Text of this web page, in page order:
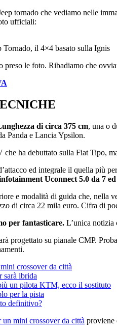
tornado che vediamo nelle
ufficiali:
Tornado, il 4×4 basato sulla Ignis
le foto. Ribadiamo che
di circa 375 cm, una o
Panda e Lancia Ypsilon.
ha debuttato sulla Fiat Tipo,
ed integrale il quella più
Uconnect 5.0 da 7
e modalità di guida che, nella
di circa 22 mila euro. Cifra di
per fantasticare. L’unica notizia
progettato su pianale CMP.
crossover da città
sarà ibrida
un pilota KTM, ecco il sostituto
per la pista
definitivo?
mini crossover da città proviene